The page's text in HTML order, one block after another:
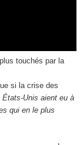
touchés par la
si la crise des
Unis aient eu à
qui en le plus